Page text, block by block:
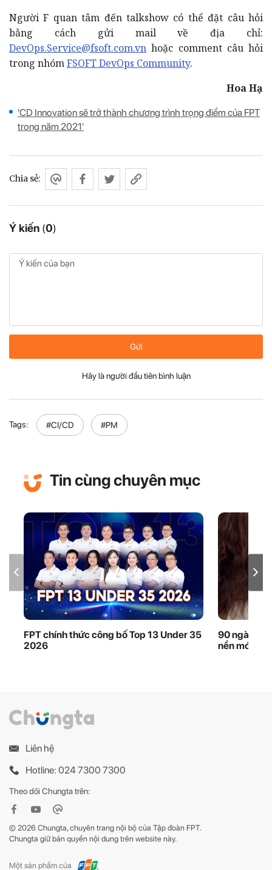
Người F quan tâm đến talkshow có thể đặt câu hỏi
bằng cách gửi mail về địa chỉ:
DevOps.Service@fsoft.com.vn hoặc comment câu hỏi
trong nhómFSOFT DevOps Community.
Hoa Hạ
'CD Innovation sẽ trở thành chương trình trọng điểm của FPT
trong năm 2021'
Ý kiến (0)
Chia sẻ:
Gửi
Hãy là người đầu tiên bình luận
Tags: #CI/CD #PM
Tin cùng chuyên mục
FPT chính thức công bố Top 13 Under 35
2026
90 ngày
nền móng
Liên hệ
Hotline: 024 7300 7300
Theo dõi Chungta trên:
© 2026 Chungta, chuyên trang nội bộ của Tập đoàn FPT.
Chungta giữ bản quyền nội dung trên website này.
Một sản phẩm của